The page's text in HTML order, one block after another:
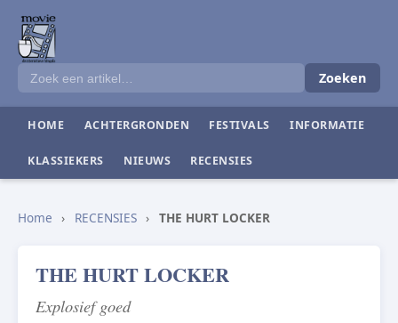
Zoeken
HOME ACHTERGRONDEN FESTIVALS INFORMATIE
KLASSIEKERS NIEUWS RECENSIES
Home › RECENSIES › THE HURT LOCKER
THE HURT LOCKER
Explosief goed